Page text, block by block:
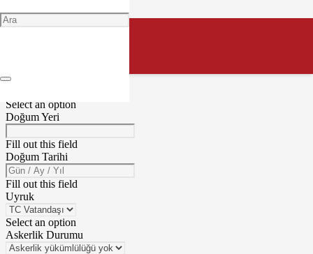
Cinsiyet
Select an option
Doğum Yeri
Fill out this field
Doğum Tarihi
Fill out this field
Uyruk
Select an option
Askerlik Durumu